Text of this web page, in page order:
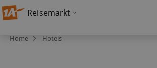
Reisemarkt
Home Hotels